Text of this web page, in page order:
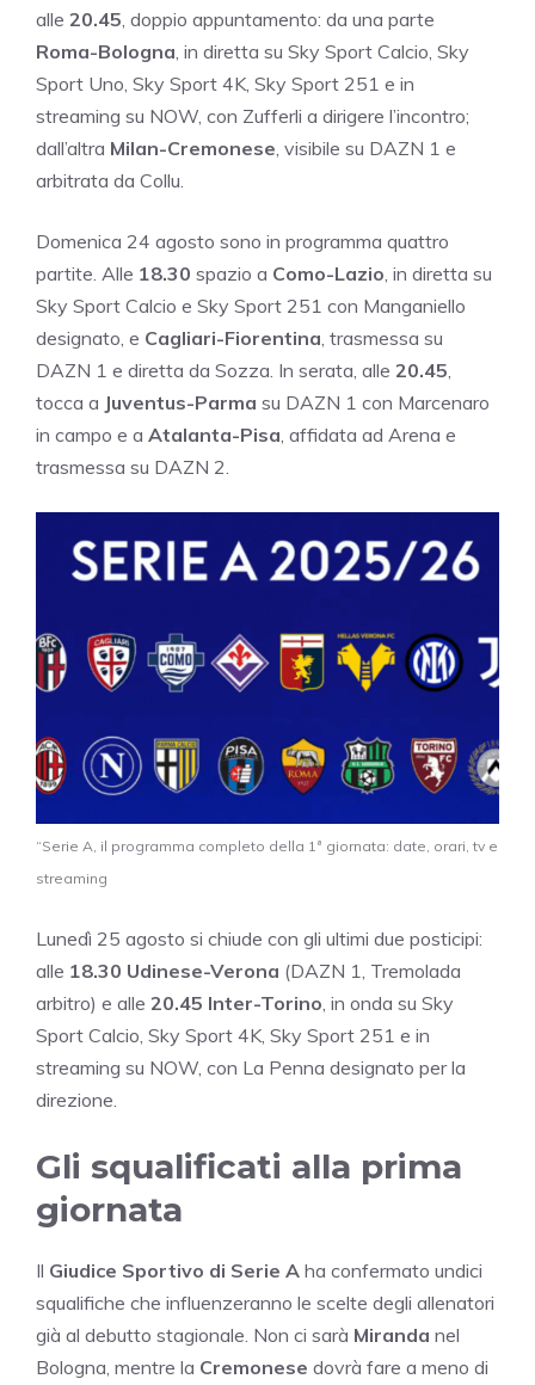
alle 20.45 , doppio appuntamento: da una parte
Roma-Bologna , in diretta su Sky Sport Calcio, Sky
Sport Uno, Sky Sport 4K, Sky Sport 251 e in
streaming su NOW, con Zufferli a dirigere l’incontro;
dall’altra Milan-Cremonese , visibile su DAZN 1 e
arbitrata da Collu.
Domenica 24 agosto sono in programma quattro
partite. Alle 18.30 spazio a Como-Lazio , in diretta su
Sky Sport Calcio e Sky Sport 251 con Manganiello
designato, e Cagliari-Fiorentina , trasmessa su
DAZN 1 e diretta da Sozza. In serata, alle 20.45
tocca a Juventus-Parma su DAZN 1 con Marcenaro
in campo e a Atalanta-Pisa , affidata ad Arena e
trasmessa su DAZN 2.
“Serie A, il programma completo della 1ª giornata: date, orari, tv e
streaming
Lunedì 25 agosto si chiude con gli ultimi due posticipi:
alle 18.30 Udinese-Verona (DAZN 1, Tremolada
arbitro) e alle 20.45 Inter-Torino , in onda su Sky
Sport Calcio, Sky Sport 4K, Sky Sport 251 e in
streaming su NOW, con La Penna designato per la
direzione.
Gli squalificati alla prima
giornata
Il Giudice Sportivo di Serie A ha confermato undici
squalifiche che influenzeranno le scelte degli allenatori
già al debutto stagionale. Non ci sarà Miranda nel
Bologna, mentre la Cremonese dovrà fare a meno di